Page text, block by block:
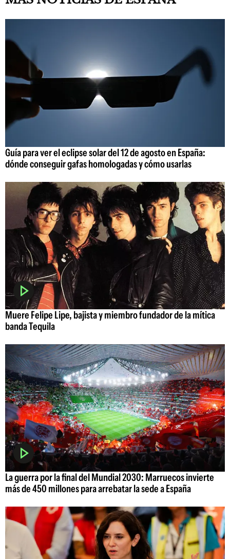
Guía para ver el eclipse solar del 12 de agosto en España:
dónde conseguir gafas homologadas y cómo usarlas
Muere Felipe Lipe, bajista y miembro fundador de la mítica
banda Tequila
La guerra por la final del Mundial 2030: Marruecos invierte
más de 450 millones para arrebatar la sede a España